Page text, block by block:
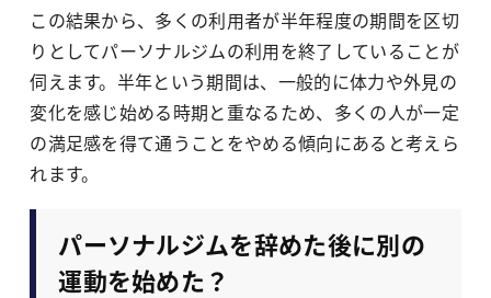
この結果から、多くの利用者が半年程度の期間を区切
りとしてパーソナルジムの利用を終了していることが
伺えます。半年という期間は、一般的に体力や外見の
変化を感じ始める時期と重なるため、多くの人が一定
の満足感を得て通うことをやめる傾向にあると考えら
れます。
パーソナルジムを辞めた後に別の
運動を始めた？